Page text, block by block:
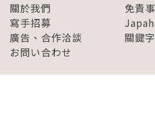
關於我們
免責
寫手招募
廣告、合作洽談
關鍵
お問い合わせ